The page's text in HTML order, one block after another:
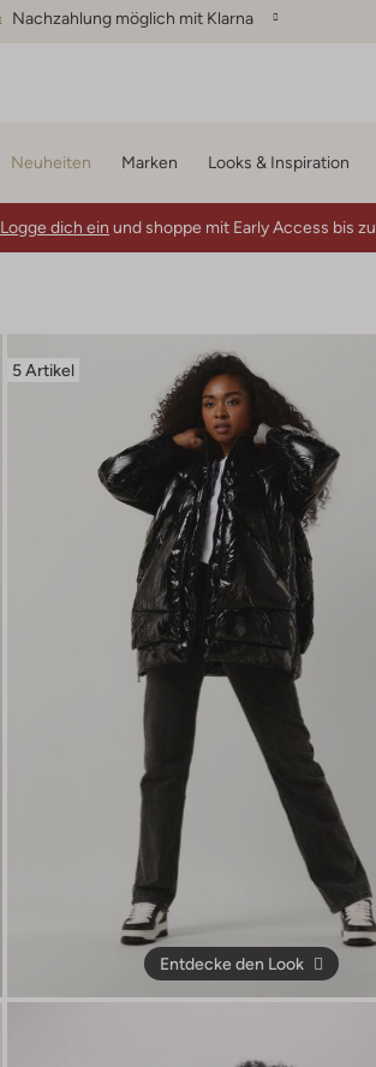
Nachzahlung möglich mit Klarna
Neuheiten Marken Looks & Inspiration
Logge dich ein und shoppe mit Early Access bis zu
5 Artikel
Entdecke den Look